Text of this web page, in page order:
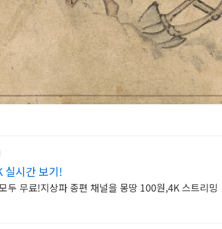
실시간 보기!
두 무료!지상파 종편 채널을 몽땅 100원,4K 스트리밍